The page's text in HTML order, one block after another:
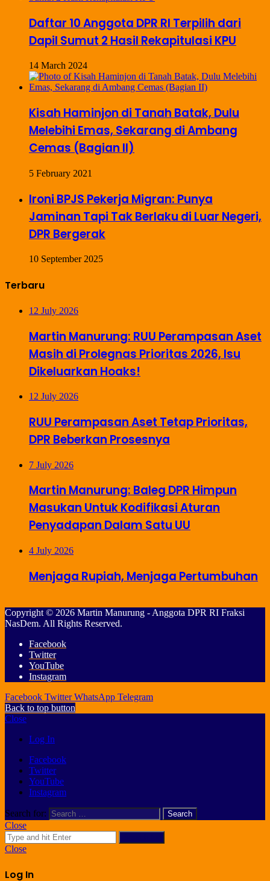
Daftar 10 Anggota DPR RI Terpilih dari
Dapil Sumut 2 Hasil Rekapitulasi KPU
14 March 2024
Kisah Haminjon di Tanah Batak, Dulu
Melebihi Emas, Sekarang di Ambang
Cemas (Bagian II)
5 February 2021
Ironi BPJS Pekerja Migran: Punya
Jaminan Tapi Tak Berlaku di Luar Negeri,
DPR Bergerak
10 September 2025
Terbaru
12 July 2026
Martin Manurung: RUU Perampasan Aset
Masih di Prolegnas Prioritas 2026, Isu
Dikeluarkan Hoaks!
12 July 2026
RUU Perampasan Aset Tetap Prioritas,
DPR Beberkan Prosesnya
7 July 2026
Martin Manurung: Baleg DPR Himpun
Masukan Untuk Kodifikasi Aturan
Penyadapan Dalam Satu UU
4 July 2026
Menjaga Rupiah, Menjaga Pertumbuhan
Copyright © 2026 Martin Manurung - Anggota DPR RI Fraksi
NasDem. All Rights Reserved.
Facebook
Twitter
YouTube
Instagram
Facebook Twitter WhatsApp Telegram
Back to top button
Close
Log In
Facebook
Twitter
YouTube
Instagram
Search for:
Close
Close
Log In